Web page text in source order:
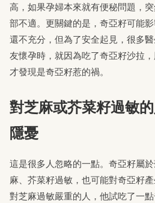
高，如果孕婦本來就有便秘問題，
部不適。更關鍵的是，奇亞籽可能
還不充分，但為了安全起見，很多
友懷孕時，就因為吃了奇亞籽沙拉
才發現是奇亞籽惹的禍。
對芝麻或芥菜籽過敏
隱憂
這是很多人忽略的一點。奇亞籽屬
麻、芥菜籽過敏，也可能對奇亞籽
對芝麻過敏嚴重的人，他試吃了一